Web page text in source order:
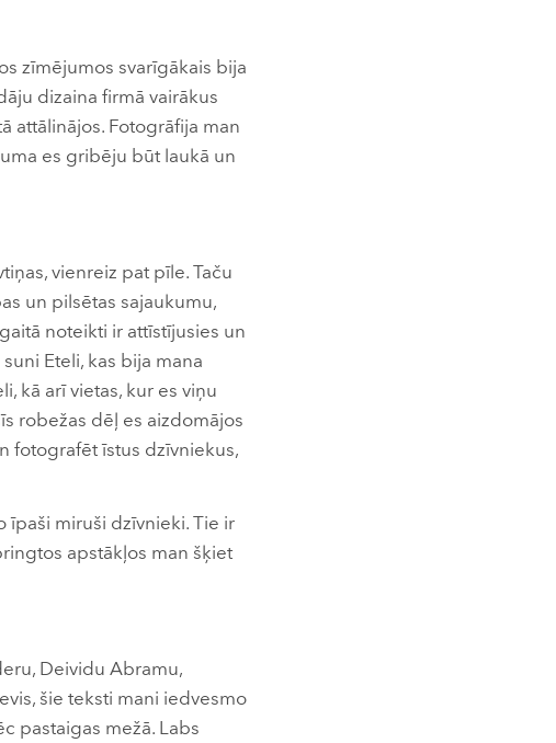
zīmējumos svarīgākais bija
dizaina firmā vairākus
attālinājos. Fotogrāfija man
es gribēju būt laukā un
vienreiz pat pīle. Taču
un pilsētas sajaukumu,
noteikti ir attīstījusies un
Eteli, kas bija mana
kā arī vietas, kur es viņu
robežas dēļ es aizdomājos
fotografēt īstus dzīvniekus,
miruši dzīvnieki. Tie ir
apstākļos man šķiet
Deividu Abramu,
šie teksti mani iedvesmo
pastaigas mežā. Labs